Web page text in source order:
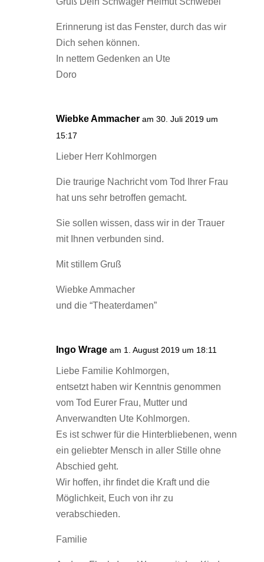
Erinnerung ist das Fenster, durch das wir
Dich sehen können.
In nettem Gedenken an Ute
Doro
Wiebke Ammacher am 30. Juli 2019 um
15:17
Lieber Herr Kohlmorgen
Die traurige Nachricht vom Tod Ihrer Frau
hat uns sehr betroffen gemacht.
Sie sollen wissen, dass wir in der Trauer
mit Ihnen verbunden sind.
Mit stillem Gruß
Wiebke Ammacher
und die “Theaterdamen”
Ingo Wrage am 1. August 2019 um 18:11
Liebe Familie Kohlmorgen,
entsetzt haben wir Kenntnis genommen
vom Tod Eurer Frau, Mutter und
Anverwandten Ute Kohlmorgen.
Es ist schwer für die Hinterbliebenen, wenn
ein geliebter Mensch in aller Stille ohne
Abschied geht.
Wir hoffen, ihr findet die Kraft und die
Möglichkeit, Euch von ihr zu
verabschieden.
Familie